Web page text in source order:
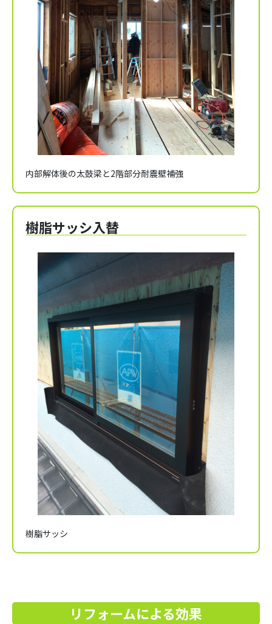
内部解体後の太鼓梁と2階部分耐震壁補強
樹脂サッシ入替
樹脂サッシ
リフォームによる効果